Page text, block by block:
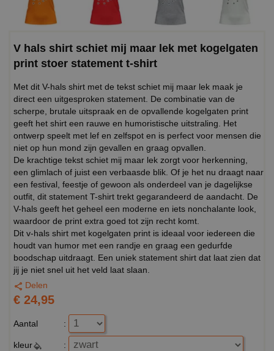
V hals shirt schiet mij maar lek met kogelgaten
print stoer statement t-shirt
Met dit V-hals shirt met de tekst schiet mij maar lek maak je
direct een uitgesproken statement. De combinatie van de
scherpe, brutale uitspraak en de opvallende kogelgaten print
geeft het shirt een rauwe en humoristische uitstraling. Het
ontwerp speelt met lef en zelfspot en is perfect voor mensen die
niet op hun mond zijn gevallen en graag opvallen.
De krachtige tekst schiet mij maar lek zorgt voor herkenning,
een glimlach of juist een verbaasde blik. Of je het nu draagt naar
een festival, feestje of gewoon als onderdeel van je dagelijkse
outfit, dit statement T-shirt trekt gegarandeerd de aandacht. De
V-hals geeft het geheel een moderne en iets nonchalante look,
waardoor de print extra goed tot zijn recht komt.
Dit v-hals shirt met kogelgaten print is ideaal voor iedereen die
houdt van humor met een randje en graag een gedurfde
boodschap uitdraagt. Een uniek statement shirt dat laat zien dat
jij je niet snel uit het veld laat slaan.
Delen
€ 24,95
Aantal :
kleur :